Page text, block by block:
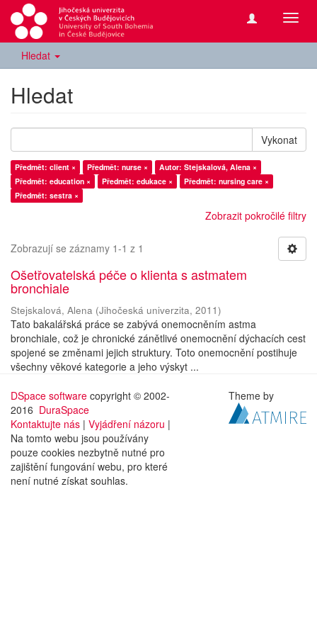
Hledat
Hledat
Vykonat
Předmět: client × Předmět: nurse ×
Autor: Stejskalová, Alena ×
Předmět: education ×
Předmět: edukace ×
Předmět: nursing care ×
Předmět: sestra ×
Zobrazit pokročilé filtry
Zobrazují se záznamy 1-1 z 1
Ošetřovatelská péče o klienta s astmatem
bronchiale
Stejskalová, Alena (Jihočeská univerzita, 2011)
Tato bakalářská práce se zabývá onemocněním astma
bronchiale, což je chronické zánětlivé onemocnění dýchacích cest
spojené se změnami jejich struktury. Toto onemocnění postihuje
všechny věkové kategorie a jeho výskyt ...
DSpace software copyright © 2002-
2016 DuraSpace
Kontaktujte nás | Vyjádření názoru |
Na tomto webu jsou používány
pouze cookies nezbytně nutné pro
zajištění fungování webu, pro které
není nutné získat souhlas.
Theme by